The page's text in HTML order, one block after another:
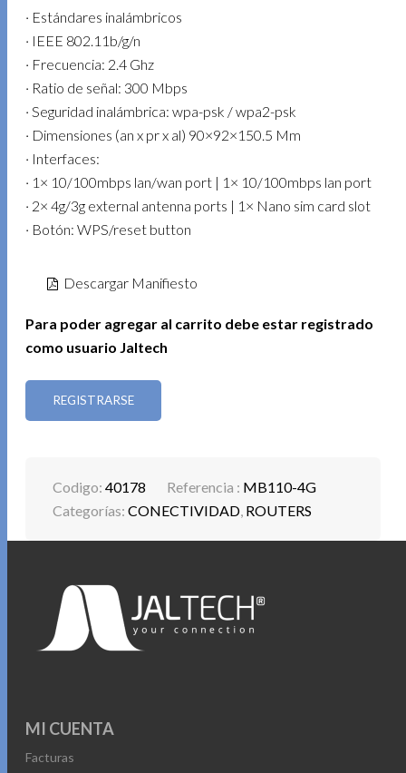
· Estándares inalámbricos
· IEEE 802.11b/g/n
· Frecuencia: 2.4 Ghz
· Ratio de señal: 300 Mbps
· Seguridad inalámbrica: wpa-psk / wpa2-psk
· Dimensiones (an x pr x al) 90×92×150.5 Mm
· Interfaces:
· 1× 10/100mbps lan/wan port | 1× 10/100mbps lan port
· 2× 4g/3g external antenna ports | 1× Nano sim card slot
· Botón: WPS/reset button
Descargar Manifiesto
Para poder agregar al carrito debe estar registrado
como usuario Jaltech
REGISTRARSE
Codigo:40178 Referencia : MB110-4G
Categorías:CONECTIVIDAD ROUTERS
MI CUENTA
Facturas